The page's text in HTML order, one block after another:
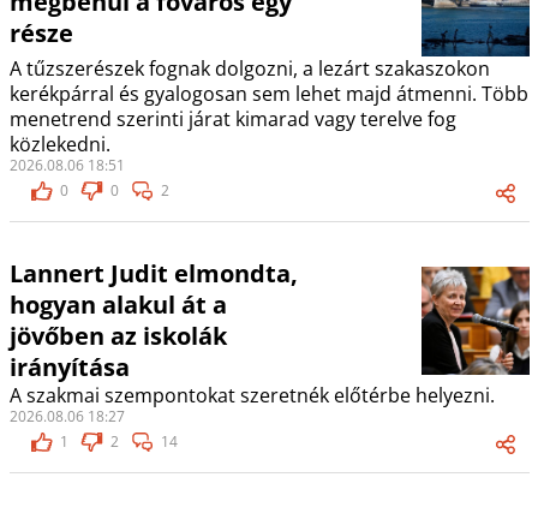
része
A tűzszerészek fognak dolgozni, a lezárt szakaszokon
kerékpárral és gyalogosan sem lehet majd átmenni. Több
menetrend szerinti járat kimarad vagy terelve fog
közlekedni.
2026.08.06 18:51
0
0 2
Lannert Judit elmondta,
hogyan alakul át a
jövőben az iskolák
irányítása
A szakmai szempontokat szeretnék előtérbe helyezni.
2026.08.06 18:27
1
2 14